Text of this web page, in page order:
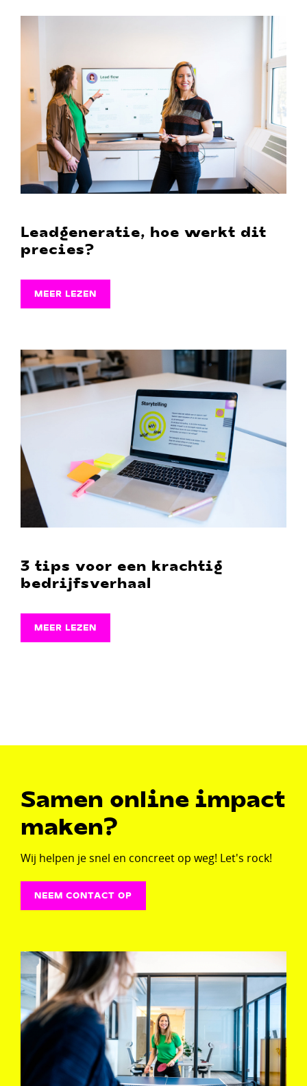
Leadgeneratie, hoe werkt dit
precies?
MEER LEZEN
3 tips voor een krachtig
bedrijfsverhaal
MEER LEZEN
Samen online impact
maken?
Wij helpen je snel en concreet op weg! Let's rock!
NEEM CONTACT OP